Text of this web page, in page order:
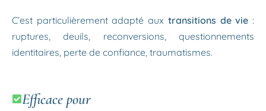
C’est particulièrement adapté aux transitions de vie :
ruptures, deuils, reconversions, questionnements
identitaires, perte de confiance, traumatismes.
Efficace pour